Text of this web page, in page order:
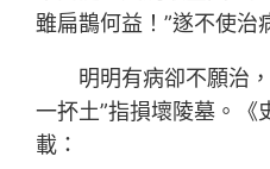
雖扁鵲何益！”遂不使治
明明有病卻不願治
一抔土”指損壞陵墓。《
載：